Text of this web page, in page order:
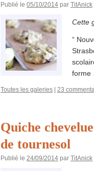
Publié le 05/10/2014 par TitAnick
Cette
“
forme
Toutes les galeries 23
Quiche
de tournesol
Publié le 24/09/2014 par TitAnick